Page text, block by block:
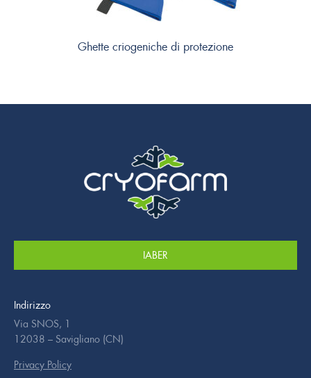
Ghette criogeniche di protezione
IABER
Indirizzo
Via SNOS, 1
12038 – Savigliano (CN)
Privacy Policy